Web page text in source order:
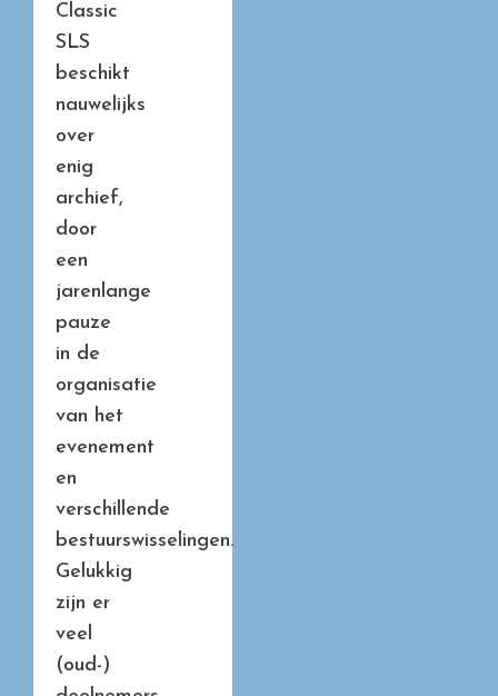
Classic
SLS
beschikt
nauwelijks
over
enig
archief,
door
een
jarenlange
pauze
in de
organisatie
van het
evenement
en
verschillende
bestuurswisselingen.
Gelukkig
zijn er
veel
(oud-)